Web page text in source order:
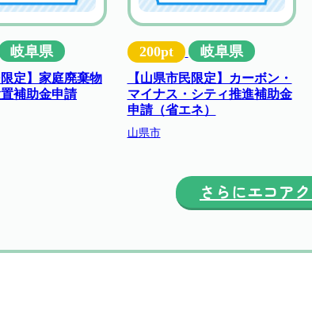
岐阜県
限定】家庭廃棄物
補助金申請
200pt 岐阜県
【山県市民限定】カーボン・
マイナス・シティ推進補助金
申請（省エネ）
山県市
さらにエコア